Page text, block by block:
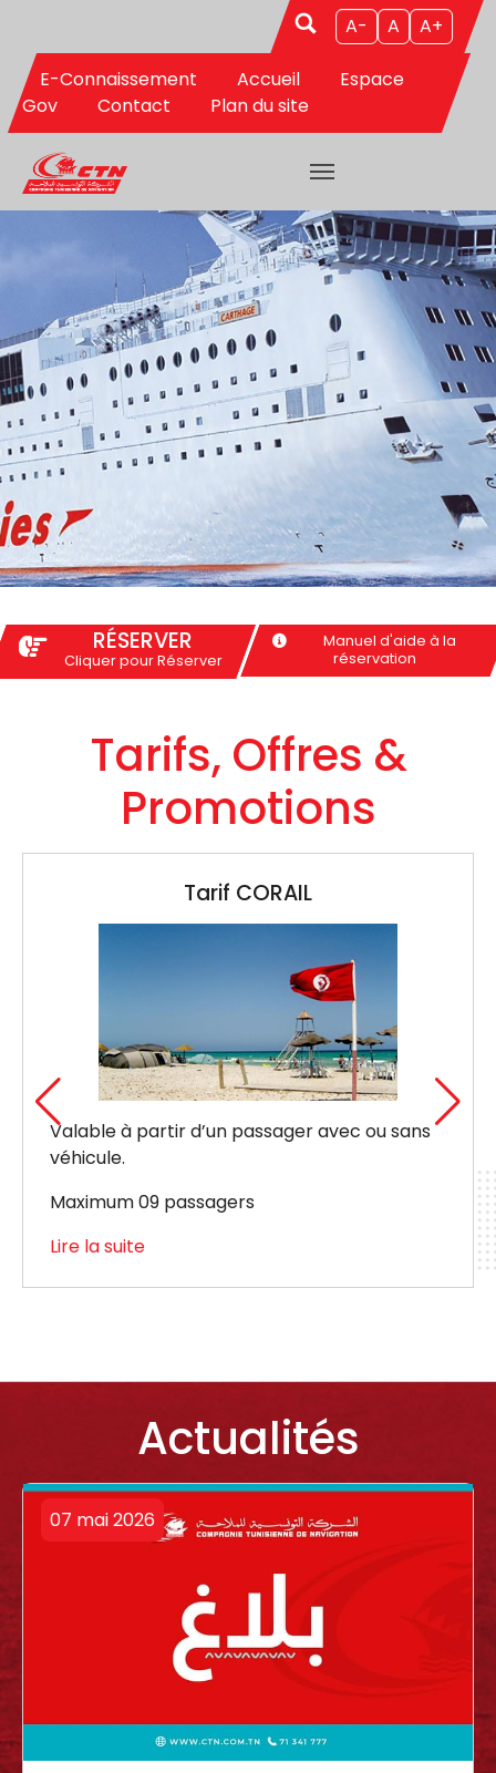
A- A A+
E-Connaissement Accueil
Espace
Gov
Contact Plan du site
RÉSERVER
Cliquer pour Réserver
Manuel d'aide à la
réservation
Tarifs, Offres &
Promotions
Tarif CORAIL
Valable à partir d’un passager avec ou sans
véhicule.
Maximum 09 passagers
Lire la suite
Actualités
07 mai 2026